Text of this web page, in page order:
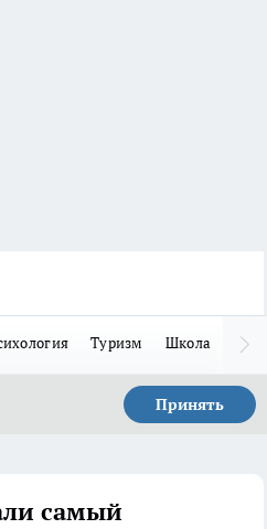
Туризм Школа
Принять
самый